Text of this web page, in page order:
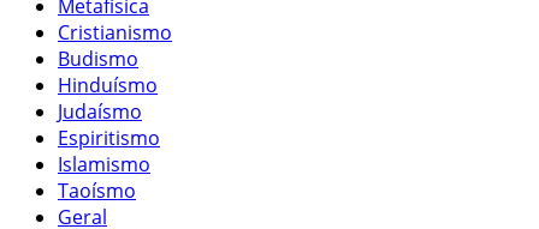
Metafísica
Cristianismo
Budismo
Hinduísmo
Judaísmo
Espiritismo
Islamismo
Taoísmo
Geral